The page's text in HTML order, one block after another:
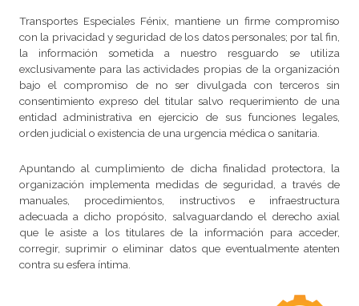
Transportes Especiales Fénix, mantiene un firme compromiso
con la privacidad y seguridad de los datos personales; por tal fin,
la información sometida a nuestro resguardo se utiliza
exclusivamente para las actividades propias de la organización
bajo el compromiso de no ser divulgada con terceros sin
consentimiento expreso del titular salvo requerimiento de una
entidad administrativa en ejercicio de sus funciones legales,
orden judicial o existencia de una urgencia médica o sanitaria.
Apuntando al cumplimiento de dicha finalidad protectora, la
organización implementa medidas de seguridad, a través de
manuales, procedimientos, instructivos e infraestructura
adecuada a dicho propósito, salvaguardando el derecho axial
que le asiste a los titulares de la información para acceder,
corregir, suprimir o eliminar datos que eventualmente atenten
contra su esfera íntima.